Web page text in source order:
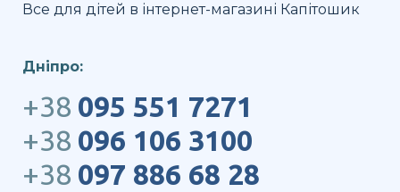
Все для дітей в інтернет-магазині Капітошик
Дніпро:
+38 095 551 7271
+38 096 106 3100
+38 097 886 68 28